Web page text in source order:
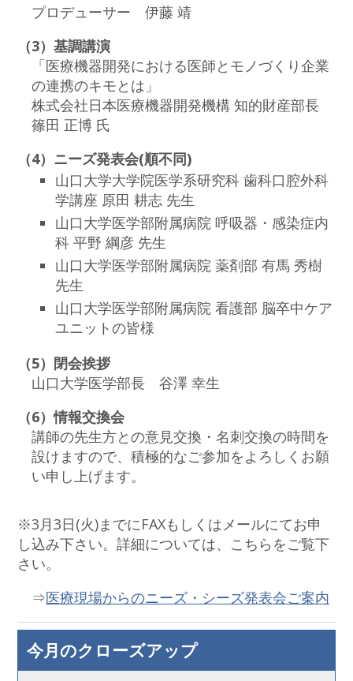
プロデューサー 伊藤 靖
（3）基調講演
「医療機器開発における医師とモノづくり企業
の連携のキモとは」
株式会社日本医療機器開発機構 知的財産部長
篠田 正博 氏
（4）ニーズ発表会(順不同)
山口大学大学院医学系研究科 歯科口腔外科
学講座 原田 耕志 先生
山口大学医学部附属病院 呼吸器・感染症内
科 平野 綱彦 先生
山口大学医学部附属病院 薬剤部 有馬 秀樹
先生
山口大学医学部附属病院 看護部 脳卒中ケア
ユニットの皆様
（5）閉会挨拶
山口大学医学部長 谷澤 幸生
（6）情報交換会
講師の先生方との意見交換・名刺交換の時間を
設けますので、積極的なご参加をよろしくお願
い申し上げます。
※3月3日(火)までにFAXもしくはメールにてお申
し込み下さい。詳細については、こちらをご覧下
さい。
⇒医療現場からのニーズ・シーズ発表会ご案内
今月のクローズアップ